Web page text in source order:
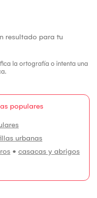
resultado para tu
la ortografía o intenta una
populares
urbanas
• casacas y abrigos